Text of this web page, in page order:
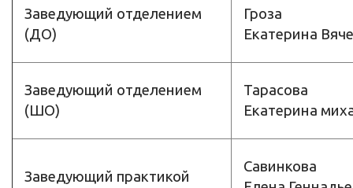
Заведующий отделением
(ДО)
Гроза
Екатерина
Заведующий отделением
(ШО)
Тарасова
Екатерина
Заведующий практикой
Савинкова